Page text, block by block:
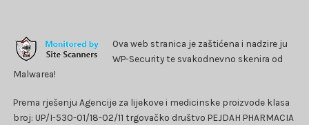
Ova web stranica je zaštićena i nadzire ju
WP-Security te svakodnevno skenira od
Malwarea!
Prema rješenju Agencije za lijekove i medicinske proizvode klasa
broj: UP/I-530-01/18-02/11 trgovačko društvo PEJDAH PHARMACIA